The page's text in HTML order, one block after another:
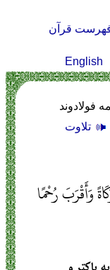
قرآن
English
تلاوت
وَأَقْرَبَ رُحْمًا